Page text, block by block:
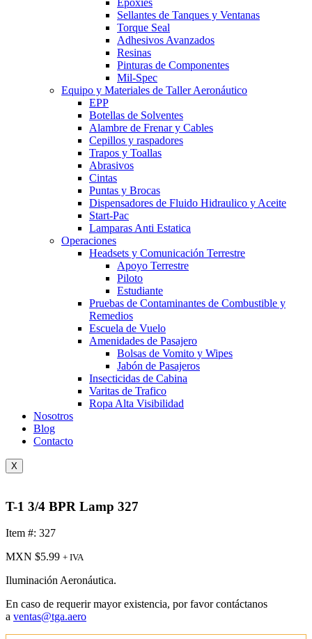
Epoxies
Sellantes de Tanques y Ventanas
Torque Seal
Adhesivos Avanzados
Resinas
Pinturas de Componentes
Mil-Spec
Equipo y Materiales de Taller Aeronáutico
EPP
Botellas de Solventes
Alambre de Frenar y Cables
Cepillos y raspadores
Trapos y Toallas
Abrasivos
Cintas
Puntas y Brocas
Dispensadores de Fluido Hidraulico y Aceite
Start-Pac
Lamparas Anti Estatica
Operaciones
Headsets y Comunicación Terrestre
Apoyo Terrestre
Piloto
Estudiante
Pruebas de Contaminantes de Combustible y
Remedios
Escuela de Vuelo
Amenidades de Pasajero
Bolsas de Vomito y Wipes
Jabón de Pasajeros
Insecticidas de Cabina
Varitas de Trafico
Ropa Alta Visibilidad
Nosotros
Blog
Contacto
X
T-1 3/4 BPR Lamp 327
Item #: 327
MXN $5.99 + IVA
Iluminación Aeronáutica.
En caso de requerir mayor existencia, por favor contáctanos
a ventas@tga.aero